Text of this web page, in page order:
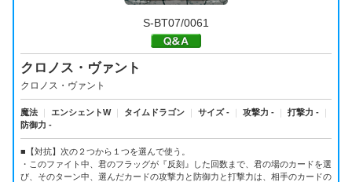
S-BT07/0061
クロノス・ヴァント
クロノス・ヴァント
魔法 ｜ エンシェントW ｜ タイムドラゴン ｜ サイズ - ｜ 攻撃力 - ｜ 打撃力 -
｜
防御力 -
■【対抗】次の２つから１つを選んで使う。
・このファイト中、君のフラッグが『反刻』した回数まで、君の場のカードを選
び、そのターン中、選んだカードの攻撃力と防御力と打撃力は、相手のカードの